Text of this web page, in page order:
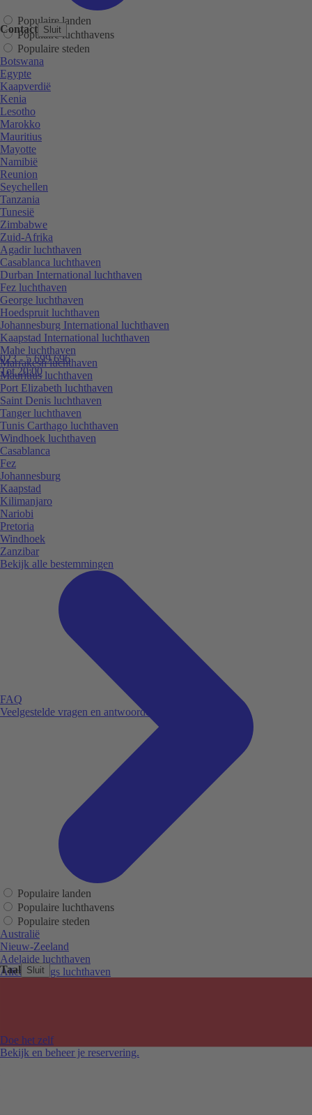
Taal Sluit
Contact Sluit
023 - 5 699 696
Tot 20:00
FAQ
Veelgestelde vragen en antwoorden.
Doe het zelf
Bekijk en beheer je reservering.
Populaire landen
Populaire luchthavens
Populaire steden
Botswana
Egypte
Kaapverdië
Kenia
Lesotho
Marokko
Mauritius
Mayotte
Namibië
Reunion
Seychellen
Tanzania
Tunesië
Zimbabwe
Zuid-Afrika
Agadir luchthaven
Casablanca luchthaven
Durban International luchthaven
Fez luchthaven
George luchthaven
Hoedspruit luchthaven
Johannesburg International luchthaven
Kaapstad International luchthaven
Mahe luchthaven
Marrakesh luchthaven
Mauritius luchthaven
Port Elizabeth luchthaven
Saint Denis luchthaven
Tanger luchthaven
Tunis Carthago luchthaven
Windhoek luchthaven
Casablanca
Fez
Johannesburg
Kaapstad
Kilimanjaro
Nariobi
Pretoria
Windhoek
Zanzibar
Bekijk alle bestemmingen
Populaire landen
Populaire luchthavens
Populaire steden
Australië
Nieuw-Zeeland
Adelaide luchthaven
Alice Springs luchthaven
Melbourne Tullamarine luchthaven
Perth luchthaven
Sydney luchthaven